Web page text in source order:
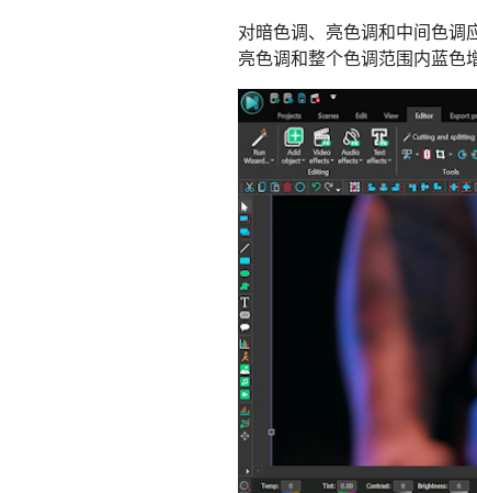
对暗色调、亮色调和中间色调
亮色调和整个色调范围内蓝色